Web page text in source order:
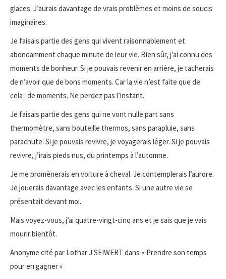
glaces. J’aurais davantage de vrais problèmes et moins de soucis
imaginaires.
Je faisais partie des gens qui vivent raisonnablement et
abondamment chaque minute de leur vie. Bien sûr, j’ai connu des
moments de bonheur. Si je pouvais revenir en arrière, je tacherais
de n’avoir que de bons moments. Car la vie n’est faite que de
cela : de moments. Ne perdez pas l’instant.
Je faisais partie des gens qui ne vont nulle part sans
thermomètre, sans bouteille thermos, sans parapluie, sans
parachute. Si je pouvais revivre, je voyagerais léger. Si je pouvais
revivre, j’irais pieds nus, du printemps à l’automne.
Je me promènerais en voiture à cheval. Je contemplerais l’aurore.
Je jouerais davantage avec les enfants. Si une autre vie se
présentait devant moi.
Mais voyez-vous, j’ai quatre-vingt-cinq ans et je sais que je vais
mourir bientôt.
Anonyme cité par Lothar J SEIWERT dans « Prendre son temps
pour en gagner »